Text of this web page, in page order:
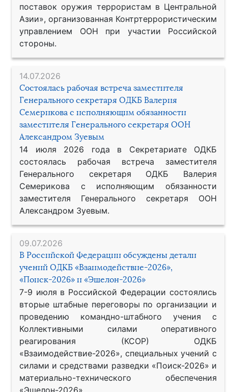
поставок оружия террористам в Центральной
Азии», организованная Контртеррористическим
управлением ООН при участии Российской
стороны.
14.07.2026
Состоялась рабочая встреча заместителя
Генерального секретаря ОДКБ Валерия
Семерикова с исполняющим обязанности
заместителя Генерального секретаря ООН
Александром Зуевым
14 июля 2026 года в Секретариате ОДКБ
состоялась рабочая встреча заместителя
Генерального секретаря ОДКБ Валерия
Семерикова с исполняющим обязанности
заместителя Генерального секретаря ООН
Александром Зуевым.
09.07.2026
В Российской Федерации обсуждены детали
учений ОДКБ «Взаимодействие-2026»,
«Поиск-2026» и «Эшелон-2026»
7-9 июля в Российской Федерации состоялись
вторые штабные переговоры по организации и
проведению командно-штабного учения с
Коллективными силами оперативного
реагирования (КСОР) ОДКБ
«Взаимодействие-2026», специальных учений с
силами и средствами разведки «Поиск-2026» и
материально-технического обеспечения
«Эшелон-2026».